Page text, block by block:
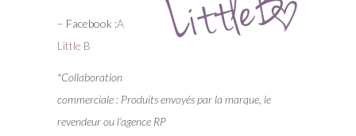
– Facebook :A
Little B
*Collaboration
commerciale : Produits envoyés par la marque, le
revendeur ou l’agence RP